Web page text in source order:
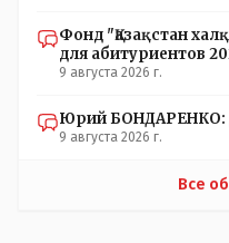
Фонд "Қазақстан
для абитуриентов
9 августа 2026 г.
Юрий БОНДАРЕНКО:
9 августа 2026 г.
Все